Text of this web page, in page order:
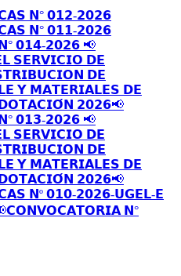
𝗡° 𝟬𝟭𝟮-𝟮𝟬𝟮𝟲
𝗡° 𝟬𝟭𝟭-𝟮𝟬𝟮𝟲
𝟬𝟭𝟰-𝟮𝟬𝟮𝟲 📢
𝗦𝗘𝗥𝗩𝗜𝗖𝗜𝗢 𝗗𝗘
𝗗𝗘
𝗬 𝗠𝗔𝗧𝗘𝗥𝗜𝗔𝗟𝗘𝗦 𝗗𝗘
𝟮𝟬𝟮𝟲📢
𝟬𝟭𝟯-𝟮𝟬𝟮𝟲 📢
𝗦𝗘𝗥𝗩𝗜𝗖𝗜𝗢 𝗗𝗘
𝗗𝗘
𝗬 𝗠𝗔𝗧𝗘𝗥𝗜𝗔𝗟𝗘𝗦 𝗗𝗘
𝟮𝟬𝟮𝟲📢
𝗡º 𝟬𝟭𝟬-𝟮𝟬𝟮𝟲-𝗨𝗚𝗘𝗟-𝗘
📢𝗖𝗢𝗡𝗩𝗢𝗖𝗔𝗧𝗢𝗥𝗜𝗔 𝗡°